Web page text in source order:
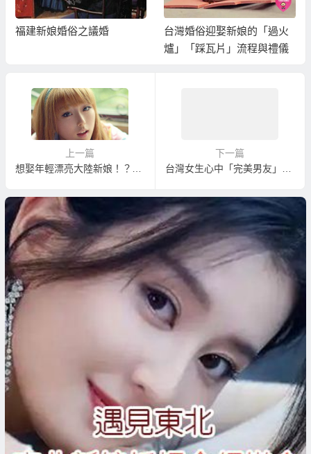
福建新娘婚俗之議婚
台灣婚俗迎娶新娘的「過火
爐」「踩瓦片」流程與禮儀
上一篇
下一篇